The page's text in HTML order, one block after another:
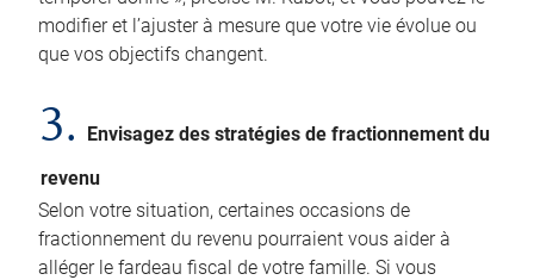
modifier et l’ajuster à mesure que votre vie évolue ou
que vos objectifs changent.
3.
Envisagez des stratégies de fractionnement du
revenu
Selon votre situation, certaines occasions de
fractionnement du revenu pourraient vous aider à
alléger le fardeau fiscal de votre famille. Si vous